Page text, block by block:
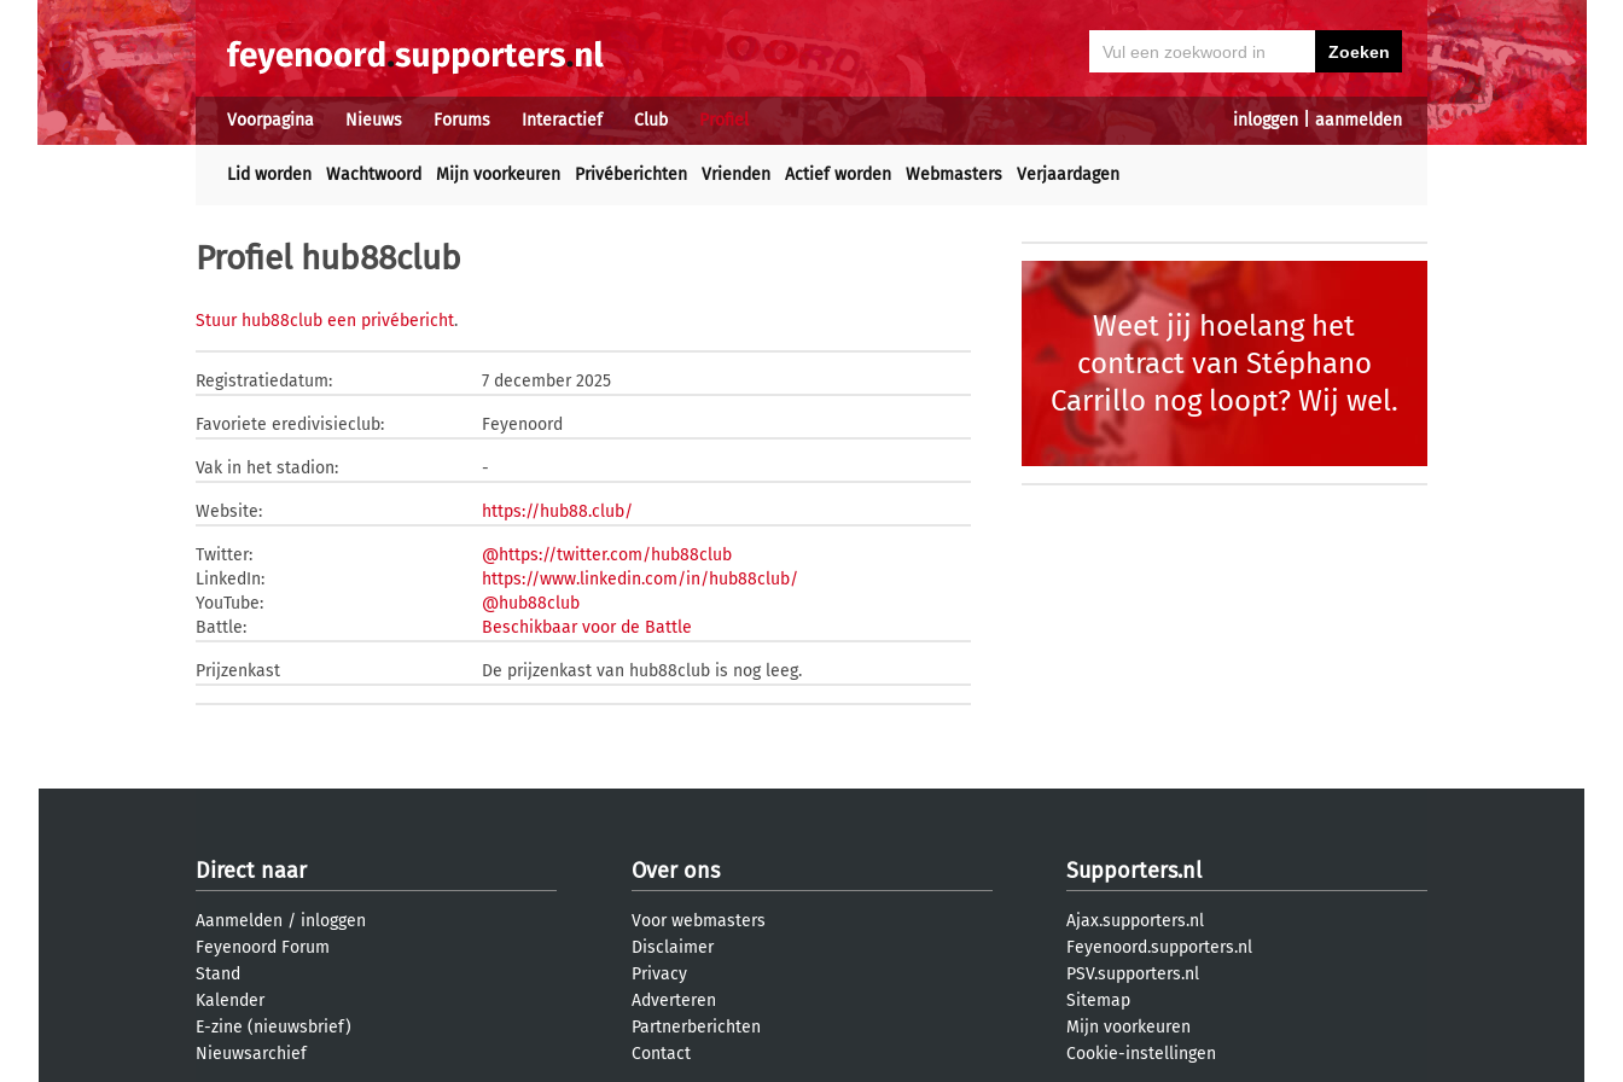
inloggen aanmelden
Voorpagina Nieuws Forums Interactief Club Profiel
Lid worden Wachtwoord Mijn voorkeuren Privéberichten Vrienden Actief worden Webmasters Verjaardagen
Profiel hub88club
Stuur hub88club een privébericht.
Registratiedatum: 7 december 2025
Favoriete eredivisieclub: Feyenoord
Vak in het stadion: -
Website: https://hub88.club/
Twitter:
@https://twitter.com/hub88club
LinkedIn:
https://www.linkedin.com/in/hub88club/
YouTube:
@hub88club
Battle:
Beschikbaar voor de Battle
Prijzenkast De prijzenkast van hub88club is nog leeg.
Weet jij hoelang het
contract van Stéphano
Carrillo nog loopt? Wij wel.
Direct naar
Aanmelden / inloggen
Feyenoord Forum
Stand
Kalender
E-zine (nieuwsbrief)
Nieuwsarchief
Over ons
Voor webmasters
Disclaimer
Privacy
Adverteren
Partnerberichten
Contact
Supporters.nl
Ajax.supporters.nl
Feyenoord.supporters.nl
PSV.supporters.nl
Sitemap
Mijn voorkeuren
Cookie-instellingen